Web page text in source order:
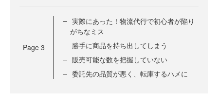
Page 3
実際にあった！物流代行で初心者が陥り
がちなミス
勝手に商品を持ち出してしまう
販売可能な数を把握していない
委託先の品質が悪く、転庫するハメに